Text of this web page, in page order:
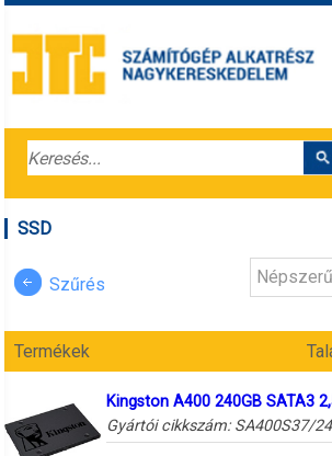
SSD
Szűrés
Termékek
Kingston A400 240GB SATA3
Gyártói cikkszám: SA400S37/